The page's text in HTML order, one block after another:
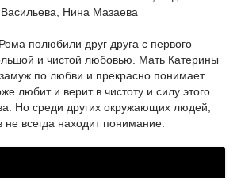
Васильева, Нина Мазаева
полюбили друг друга с первого
и чистой любовью. Мать Катерины
по любви и прекрасно понимает
любит и верит в чистоту и силу этого
Но среди других окружающих людей,
не всегда находит понимание.